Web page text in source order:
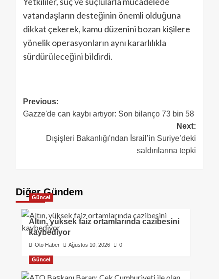
vatandaşların desteğinin önemli olduğuna
dikkat çekerek, kamu düzenini bozan kişilere
yönelik operasyonların aynı kararlılıkla
sürdürüleceğini bildirdi.
Previous:
Gazze'de can kaybı artıyor: Son bilanço 73 bin 58
Next:
Dışişleri Bakanlığı'ndan İsrail’in Suriye’deki
saldırılarına tepki
Diğer Gündem
Güncel
Altın, yüksek faiz ortamlarında cazibesini
kaybediyor
Oto Haber Ağustos 10, 2026 0
Güncel